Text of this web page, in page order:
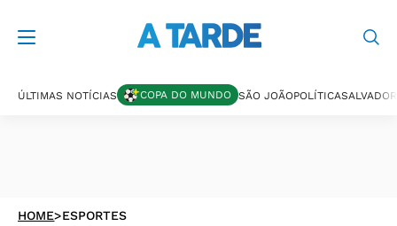
ÚLTIMAS NOTÍCIAS COPA DO MUNDO SÃO JOÃOPOLÍTICASALVADOR
HOME>ESPORTES